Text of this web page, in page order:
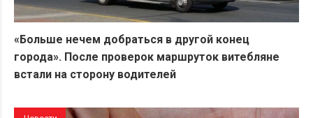
«Больше нечем добраться в другой конец
города». После проверок маршруток витебляне
встали на сторону водителей